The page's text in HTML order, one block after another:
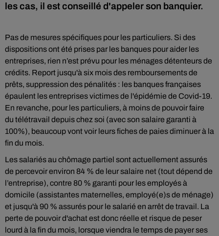
les cas, il est conseillé d'appeler son banquier.
Pas de mesures spécifiques pour les particuliers. Si des
dispositions ont été prises par les banques pour aider les
entreprises, rien n’est prévu pour les ménages détenteurs de
crédits. Report jusqu'à six mois des remboursements de
prêts, suppression des pénalités : les banques françaises
épaulent les entreprises victimes de l'épidémie de Covid-19.
En revanche, pour les particuliers, à moins de pouvoir faire
du télétravail depuis chez soi (avec son salaire garanti à
100%), beaucoup vont voir leurs fiches de paies diminuer à la
fin du mois.
Les salariés au chômage partiel sont actuellement assurés
de percevoir environ 84 % de leur salaire net (tout dépend de
l’entreprise), contre 80 % garanti pour les employés à
domicile (assistantes maternelles, employé(e)s de ménage)
et jusqu'à 90 % assurés pour le salarié en arrêt de travail. La
perte de pouvoir d'achat est donc réelle et risque de peser
lourd à la fin du mois, lorsque viendra le temps de payer ses